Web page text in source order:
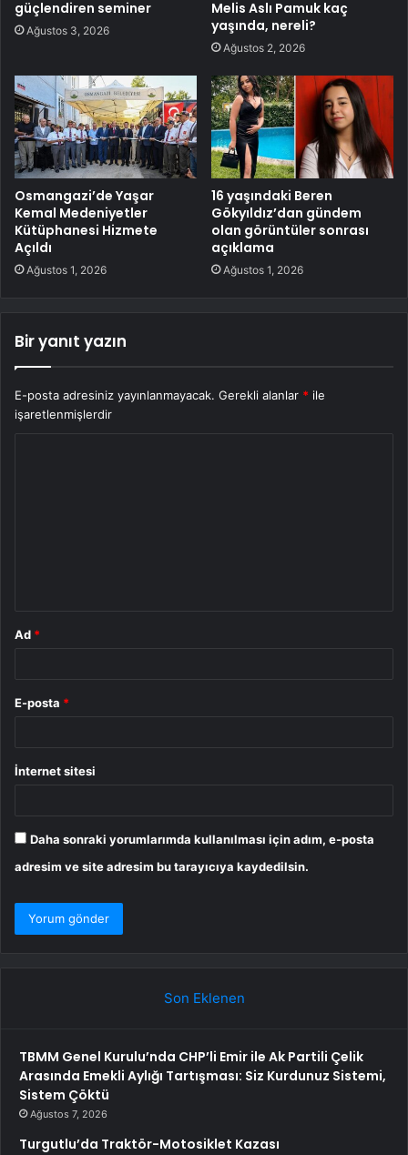
güçlendiren seminer
Ağustos 3, 2026
Melis Aslı Pamuk kaç
yaşında, nereli?
Ağustos 2, 2026
Osmangazi’de Yaşar
Kemal Medeniyetler
Kütüphanesi Hizmete
Açıldı
Ağustos 1, 2026
16 yaşındaki Beren
Gökyıldız’dan gündem
olan görüntüler sonrası
açıklama
Ağustos 1, 2026
Bir yanıt yazın
E-posta adresiniz yayınlanmayacak. Gerekli alanlar * ile
işaretlenmişlerdir
Ad *
E-posta *
İnternet sitesi
Daha sonraki yorumlarımda kullanılması için adım, e-posta
adresim ve site adresim bu tarayıcıya kaydedilsin.
Son Eklenen
TBMM Genel Kurulu’nda CHP’li Emir ile Ak Partili Çelik
Arasında Emekli Aylığı Tartışması: Siz Kurdunuz Sistemi,
Sistem Çöktü
Ağustos 7, 2026
Turgutlu’da Traktör-Motosiklet Kazası